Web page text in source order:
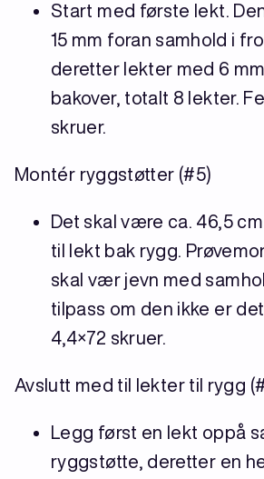
Start med første lekt.
15 mm foran samhold i
deretter lekter med 6
bakover, totalt 8 lekter.
skruer.
Montér ryggstøtter (#5)
Det skal være ca. 46,5
til lekt bak rygg.
skal vær jevn med
tilpass om den ikke er
4,4×72 skruer.
Avslutt med til lekter til rygg
Legg først en lekt oppå
ryggstøtte, deretter en